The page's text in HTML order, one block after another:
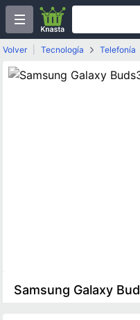
Volver Tecnología Telefonía
Samsung Galaxy